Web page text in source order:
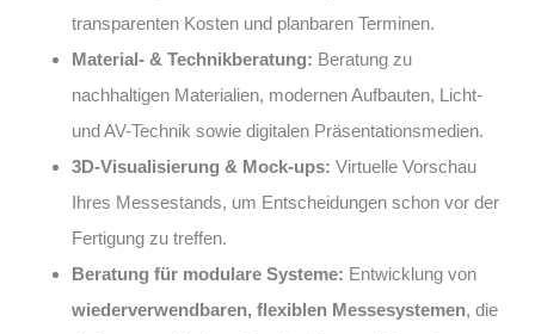
transparenten Kosten und planbaren Terminen.
Material- & Technikberatung: Beratung zu
nachhaltigen Materialien, modernen Aufbauten, Licht-
und AV-Technik sowie digitalen Präsentationsmedien.
3D-Visualisierung & Mock-ups: Virtuelle Vorschau
Ihres Messestands, um Entscheidungen schon vor der
Fertigung zu treffen.
Beratung für modulare Systeme: Entwicklung von
wiederverwendbaren, flexiblen Messesystemen, die